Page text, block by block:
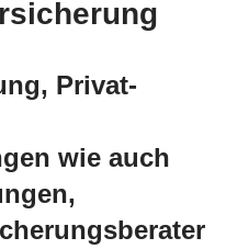
Privat-
wie auch